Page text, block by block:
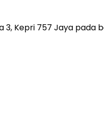
Kepri 757 Jaya